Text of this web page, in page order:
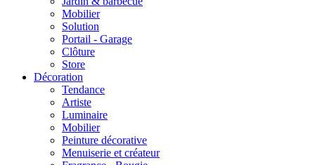
Mobilier
Solution
Portail - Garage
Clôture
Store
Décoration
Tendance
Artiste
Luminaire
Mobilier
Peinture décorative
Menuiserie et créateur